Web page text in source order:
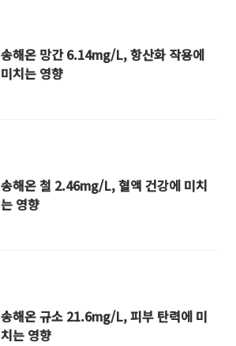
송해온 망간 6.14mg/L, 항산화 작용에
미치는 영향
송해온 철 2.46mg/L, 혈액 건강에 미치
는 영향
송해온 규소 21.6mg/L, 피부 탄력에 미
치는 영향